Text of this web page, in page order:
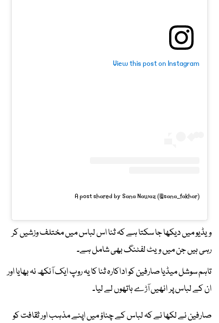
View this post on Instagram
A post shared by Sana Nawaz (@sana_fakhar)
ویڈیو میں دیکھا جا سکتا ہے کہ ثنا اس لباس میں مختلف وزشیں کر
رہی ہیں جن میں ویٹ لفٹنگ بھی شامل ہے۔
تاہم سوشل میڈیا صارفین کو اداکارہ ثنا کا یہ روپ ایک آنکھ نہ بھایا اور
ان کے لباس پر انھیں آڑے ہاتھوں لے لیا۔
صارفین نے لکھا نے کہ لباس کے چناؤ میں اپنے مذہب اور ثقافت کو